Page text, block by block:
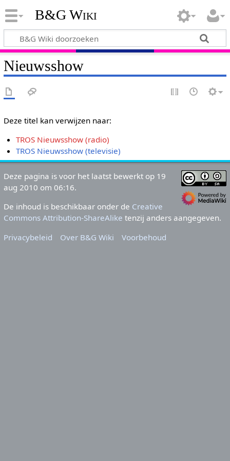
B&G Wiki
Nieuwsshow
Deze titel kan verwijzen naar:
TROS Nieuwsshow (radio)
TROS Nieuwsshow (televisie)
Deze pagina is voor het laatst bewerkt op 19
aug 2010 om 06:16.
De inhoud is beschikbaar onder de Creative
Commons Attribution-ShareAlike tenzij anders aangegeven.
Privacybeleid
Over B&G Wiki Voorbehoud